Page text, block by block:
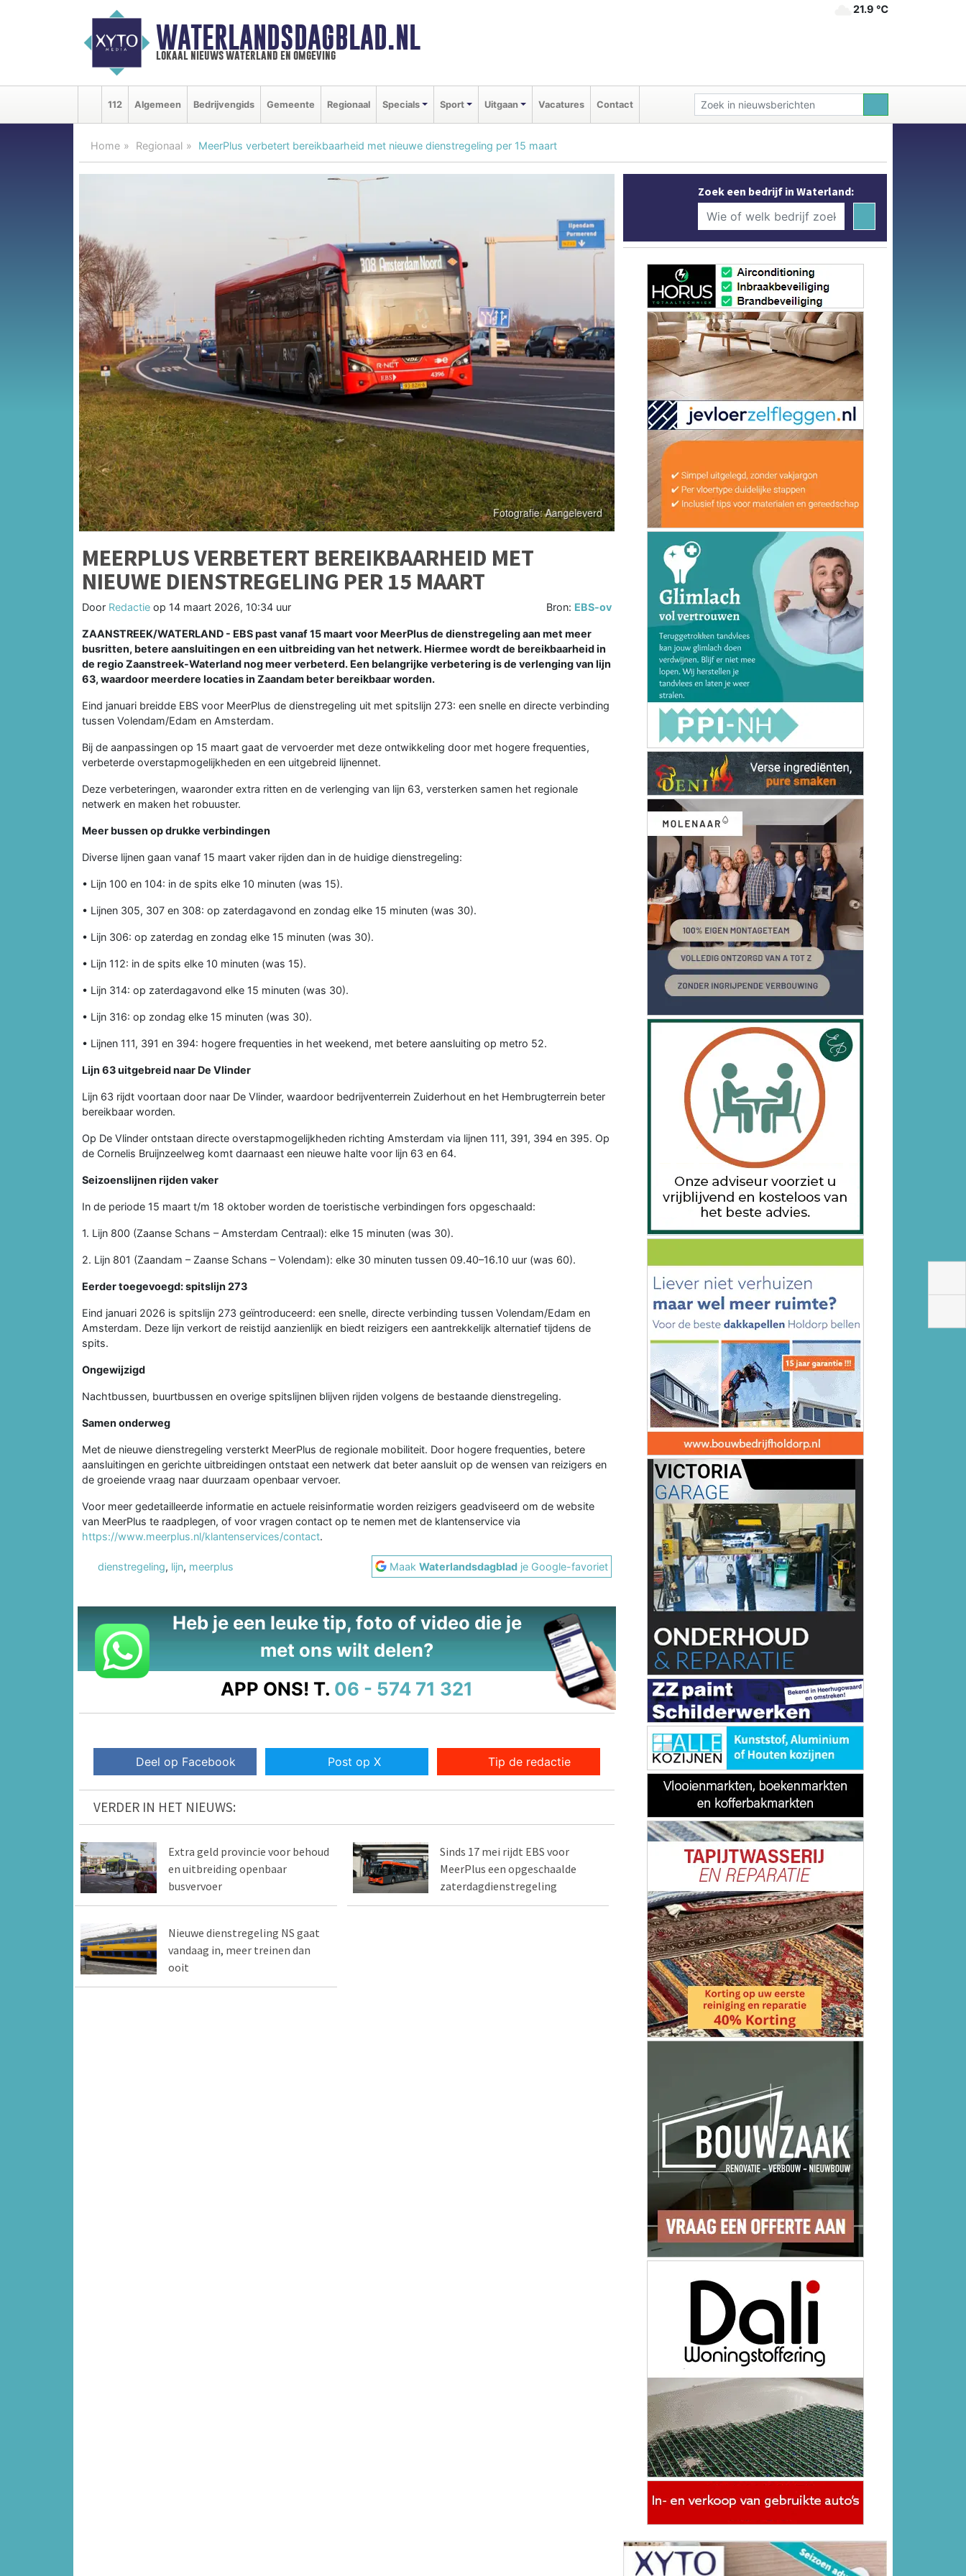
WATERLANDSDAGBLAD.NL
lokaal nieuws waterland en omgeving
21.9 ℃
112 Algemeen Bedrijvengids Gemeente Regionaal Specials Sport Uitgaan Vacatures Contact
Home Regionaal MeerPlus verbetert bereikbaarheid met nieuwe dienstregeling per 15 maart
MEERPLUS VERBETERT BEREIKBAARHEID MET
NIEUWE DIENSTREGELING PER 15 MAART
Door Redactie op 14 maart 2026, 10:34 uur Bron: EBS-ov
ZAANSTREEK/WATERLAND - EBS past vanaf 15 maart voor MeerPlus de dienstregeling aan met meer
busritten, betere aansluitingen en een uitbreiding van het netwerk. Hiermee wordt de bereikbaarheid in
de regio Zaanstreek-Waterland nog meer verbeterd. Een belangrijke verbetering is de verlenging van lijn
63, waardoor meerdere locaties in Zaandam beter bereikbaar worden.
Eind januari breidde EBS voor MeerPlus de dienstregeling uit met spitslijn 273: een snelle en directe verbinding
tussen Volendam/Edam en Amsterdam.
Bij de aanpassingen op 15 maart gaat de vervoerder met deze ontwikkeling door met hogere frequenties,
verbeterde overstapmogelijkheden en een uitgebreid lijnennet.
Deze verbeteringen, waaronder extra ritten en de verlenging van lijn 63, versterken samen het regionale
netwerk en maken het robuuster.
Meer bussen op drukke verbindingen
Diverse lijnen gaan vanaf 15 maart vaker rijden dan in de huidige dienstregeling:
• Lijn 100 en 104: in de spits elke 10 minuten (was 15).
• Lijnen 305, 307 en 308: op zaterdagavond en zondag elke 15 minuten (was 30).
• Lijn 306: op zaterdag en zondag elke 15 minuten (was 30).
• Lijn 112: in de spits elke 10 minuten (was 15).
• Lijn 314: op zaterdagavond elke 15 minuten (was 30).
• Lijn 316: op zondag elke 15 minuten (was 30).
• Lijnen 111, 391 en 394: hogere frequenties in het weekend, met betere aansluiting op metro 52.
Lijn 63 uitgebreid naar De Vlinder
Lijn 63 rijdt voortaan door naar De Vlinder, waardoor bedrijventerrein Zuiderhout en het Hembrugterrein beter
bereikbaar worden.
Op De Vlinder ontstaan directe overstapmogelijkheden richting Amsterdam via lijnen 111, 391, 394 en 395. Op
de Cornelis Bruijnzeelweg komt daarnaast een nieuwe halte voor lijn 63 en 64.
Seizoenslijnen rijden vaker
In de periode 15 maart t/m 18 oktober worden de toeristische verbindingen fors opgeschaald:
1. Lijn 800 (Zaanse Schans – Amsterdam Centraal): elke 15 minuten (was 30).
2. Lijn 801 (Zaandam – Zaanse Schans – Volendam): elke 30 minuten tussen 09.40–16.10 uur (was 60).
Eerder toegevoegd: spitslijn 273
Eind januari 2026 is spitslijn 273 geïntroduceerd: een snelle, directe verbinding tussen Volendam/Edam en
Amsterdam. Deze lijn verkort de reistijd aanzienlijk en biedt reizigers een aantrekkelijk alternatief tijdens de
spits.
Ongewijzigd
Nachtbussen, buurtbussen en overige spitslijnen blijven rijden volgens de bestaande dienstregeling.
Samen onderweg
Met de nieuwe dienstregeling versterkt MeerPlus de regionale mobiliteit. Door hogere frequenties, betere
aansluitingen en gerichte uitbreidingen ontstaat een netwerk dat beter aansluit op de wensen van reizigers en
de groeiende vraag naar duurzaam openbaar vervoer.
Voor meer gedetailleerde informatie en actuele reisinformatie worden reizigers geadviseerd om de website
van MeerPlus te raadplegen, of voor vragen contact op te nemen met de klantenservice via
https://www.meerplus.nl/klantenservices/contact.
dienstregeling, lijn, meerplus MaakWaterlandsdagblad je Google-favoriet
Heb je een leuke tip, foto of video die je
met ons wilt delen?
APP ONS! T. 06 - 574 71 321
Deel op Facebook Post op X Tip de redactie
VERDER IN HET NIEUWS:
Extra geld provincie voor behoud
en uitbreiding openbaar
busvervoer
Sinds 17 mei rijdt EBS voor
MeerPlus een opgeschaalde
zaterdagdienstregeling
Nieuwe dienstregeling NS gaat
vandaag in, meer treinen dan
ooit
Zoek een bedrijf in Waterland: